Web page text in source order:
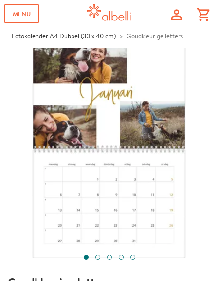
MENU profile shopping_cart
Fotokalender A4 Dubbel (30 x 40 cm) Goudkleurige letters